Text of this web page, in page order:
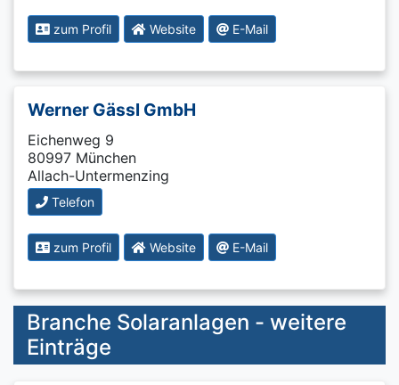
zum Profil Website E-Mail
Werner Gässl GmbH
Eichenweg 9
80997 München
Allach-Untermenzing
Telefon
zum Profil Website E-Mail
Branche Solaranlagen - weitere
Einträge